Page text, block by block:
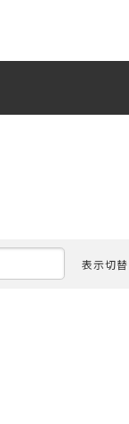
表示切替